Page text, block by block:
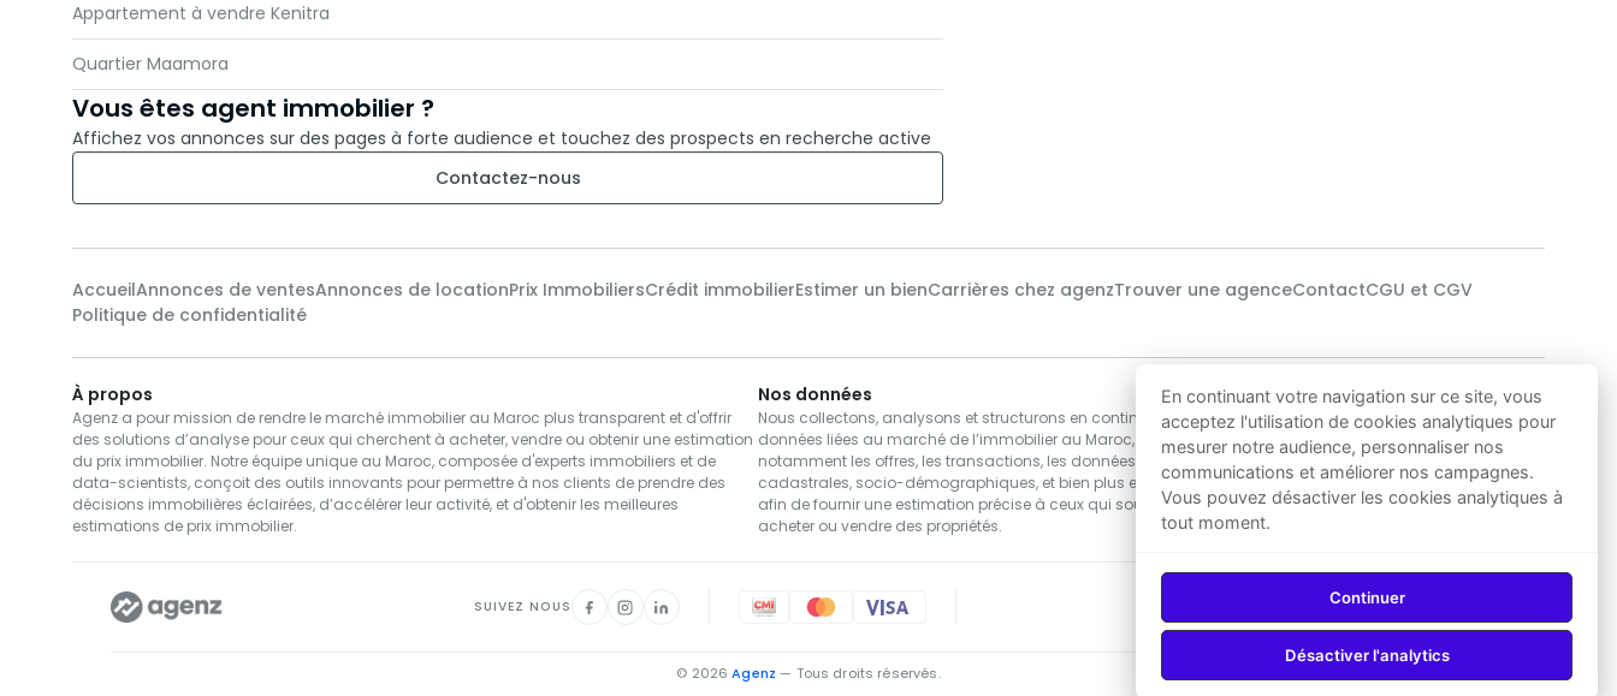
Appartement à vendre Kenitra
Quartier Maamora
Vous êtes agent immobilier ?
Affichez vos annonces sur des pages à forte audience et touchez des prospects en recherche active
Contactez-nous
AccueilAnnonces de ventesAnnonces de locationPrix ImmobiliersCrédit immobilierEstimer un bienCarrières chez agenzTrouver une agenceContactCGU et CGV
Politique de confidentialité
À propos
Agenz a pour mission de rendre le marché immobilier au Maroc plus transparent et d'offrir
des solutions d’analyse pour ceux qui cherchent à acheter, vendre ou obtenir une estimation
du prix immobilier. Notre équipe unique au Maroc, composée d'experts immobiliers et de
data-scientists, conçoit des outils innovants pour permettre à nos clients de prendre des
décisions immobilières éclairées, d’accélérer leur activité, et d'obtenir les meilleures
estimations de prix immobilier.
Nos données
Nous collectons, analysons et structurons en continu des
données liées au marché de l’immobilier au Maroc,
notamment les offres, les transactions, les données
cadastrales, socio-démographiques, et bien plus encore,
afin de fournir une estimation précise à ceux qui souhaitent
acheter ou vendre des propriétés.
Notre technologie
Nos data-scientists utilisent des algorithmes
de Machine Learning pour développer les
solutions d’estimations de prix immobilier les
plus précises au Maroc, garantissant ainsi
une excellente base de décision pour acheter
ou vendre.
SUIVEZ NOUS Telecharger sur Telecharger sur
© 2026Agenz — Tous droits réservés.
En continuant votre navigation sur ce site, vous
acceptez l'utilisation de cookies analytiques pour
mesurer notre audience, personnaliser nos
communications et améliorer nos campagnes.
Vous pouvez désactiver les cookies analytiques à
tout moment.
Continuer
Désactiver l'analytics